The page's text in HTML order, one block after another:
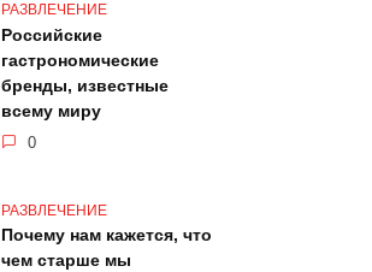
РАЗВЛЕЧЕНИЕ
Российские
гастрономические
бренды, известные
всему миру
0
РАЗВЛЕЧЕНИЕ
Почему нам кажется, что
чем старше мы